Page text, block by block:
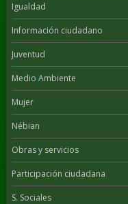
Igualdad
Información ciudadano
Juventud
Medio Ambiente
Mujer
Nébian
Obras y servicios
Participación ciudadana
S. Sociales